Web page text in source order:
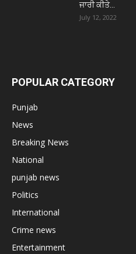
ਜਾਰੀ ਕੀਤੇ...
July 12, 2022
POPULAR CATEGORY
Punjab
News
Breaking News
National
punjab news
Politics
International
Crime news
Entertainment